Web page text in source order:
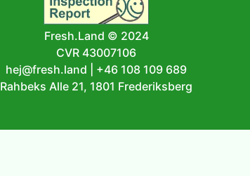
Fresh.Land © 2024
CVR 43007106
hej@fresh.land
+46 108 109 689
Rahbeks Alle 21, 1801 Frederiksberg